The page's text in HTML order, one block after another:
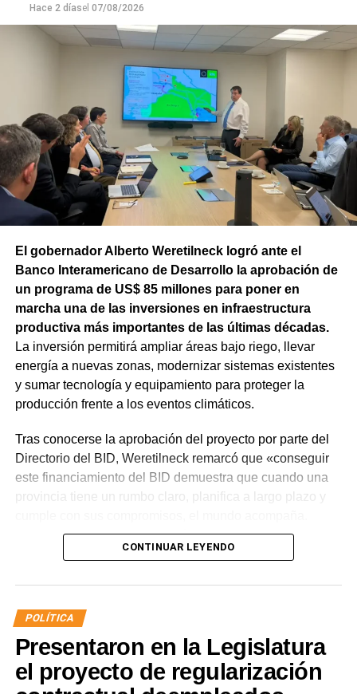
Hace 2 díasel 07/08/2026
El gobernador Alberto Weretilneck logró ante el
Banco Interamericano de Desarrollo la aprobación de
un programa de US$ 85 millones para poner en
marcha una de las inversiones en infraestructura
productiva más importantes de las últimas décadas.
La inversión permitirá ampliar áreas bajo riego, llevar
energía a nuevas zonas, modernizar sistemas existentes
y sumar tecnología y equipamiento para proteger la
producción frente a los eventos climáticos.
Tras conocerse la aprobación del proyecto por parte del
Directorio del BID, Weretilneck remarcó que «conseguir
este financiamiento del BID demuestra que cuando una
provincia tiene un rumbo claro, planifica a largo plazo y
Estos fondos llegan porque Río Negro tiene un proyecto
de desarrollo serio, con obras concretas y una visión de
El monto total del Programa es de US$ 85 millones.
De ese total, US$ 80 millones serán financiados con
recursos del Banco Interamericano de Desarrollo y
US$ 5 millones con recursos propios de la provincia
de Río Negro.
CONTINUAR LEYENDO
POLÍTICA
Presentaron en la Legislatura
el proyecto de regularización